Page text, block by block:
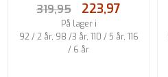
319,95 223,97
På lager i
92 / 2 år, 98 /3 år, 110 / 5 år, 116
/ 6 år